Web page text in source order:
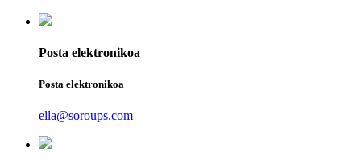
Posta elektronikoa
Posta elektronikoa
ella@soroups.com